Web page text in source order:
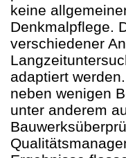
keine
Denkmalpflege.
verschiedener
adaptiert
neben wenigen
unter anderem